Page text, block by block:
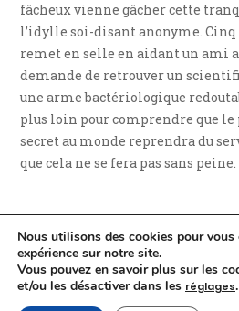
fâcheux vienne gâcher cette
l’idylle soi-disant anonyme. Cinq
remet en selle en aidant un ami
demande de retrouver un
une arme bactériologique
plus loin pour comprendre que le
secret au monde reprendra du
que cela ne se fera pas sans peine.
Nous utilisons des cookies pour
expérience sur notre site.
Vous pouvez en savoir plus sur les
et/ou les désactiver dans les réglages.